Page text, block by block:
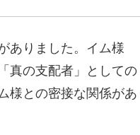
ありました。イム様
真の支配者」としての
様との密接な関係があ